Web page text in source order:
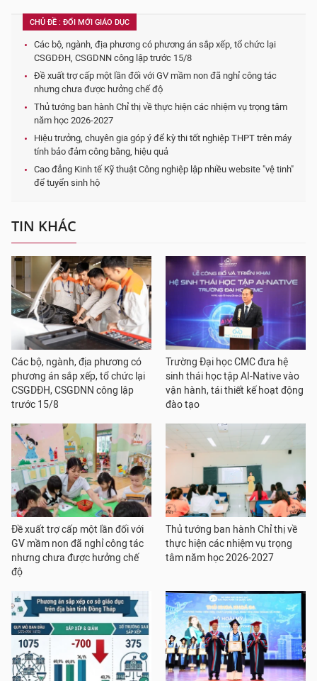
CHỦ ĐỀ : ĐỔI MỚI GIÁO DỤC
Các bộ, ngành, địa phương có phương án sắp xếp, tổ chức lại
CSGDĐH, CSGDNN công lập trước 15/8
Đề xuất trợ cấp một lần đối với GV mầm non đã nghỉ công tác
nhưng chưa được hưởng chế độ
Thủ tướng ban hành Chỉ thị về thực hiện các nhiệm vụ trọng tâm
năm học 2026-2027
Hiệu trưởng, chuyên gia góp ý để kỳ thi tốt nghiệp THPT trên máy
tính bảo đảm công bằng, hiệu quả
Cao đẳng Kinh tế Kỹ thuật Công nghiệp lập nhiều website "vệ tinh"
để tuyển sinh hộ
TIN KHÁC
Các bộ, ngành, địa phương có
phương án sắp xếp, tổ chức lại
CSGDĐH, CSGDNN công lập
trước 15/8
Trường Đại học CMC đưa hệ
sinh thái học tập AI-Native vào
vận hành, tái thiết kế hoạt động
đào tạo
Đề xuất trợ cấp một lần đối với
GV mầm non đã nghỉ công tác
nhưng chưa được hưởng chế
độ
Thủ tướng ban hành Chỉ thị về
thực hiện các nhiệm vụ trọng
tâm năm học 2026-2027